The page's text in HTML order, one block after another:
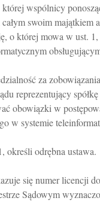
której wspólnicy
swoim majątkiem
o której mowa w ust.
za
reprezentujący
obowiązki w
w systemie
określi odrębna ustawa.
się numer licencji
Sądowym